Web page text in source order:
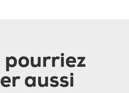
pourriez
aussi